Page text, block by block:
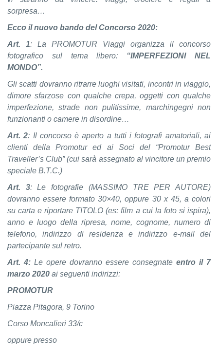
sorpresa…
Ecco il nuovo bando del Concorso 2020:
Art. 1: La PROMOTUR Viaggi organizza il concorso
fotografico sul tema libero: “IMPERFEZIONI NEL
MONDO”.
Gli scatti dovranno ritrarre luoghi visitati, incontri in viaggio,
dimore sfarzose con qualche crepa, oggetti con qualche
imperfezione, strade non pulitissime, marchingegni non
funzionanti o camere in disordine…
Art. 2: Il concorso è aperto a tutti i fotografi amatoriali, ai
clienti della Promotur ed ai Soci del “Promotur Best
Traveller’s Club” (cui sarà assegnato al vincitore un premio
speciale B.T.C.)
Art. 3: Le fotografie (MASSIMO TRE PER AUTORE)
dovranno essere formato 30×40, oppure 30 x 45, a colori
su carta e riportare TITOLO (es: film a cui la foto si ispira),
anno e luogo della ripresa, nome, cognome, numero di
telefono, indirizzo di residenza e indirizzo e-mail del
partecipante sul retro.
Art. 4: Le opere dovranno essere consegnate entro il 7
marzo 2020 ai seguenti indirizzi:
PROMOTUR
Piazza Pitagora, 9 Torino
Corso Moncalieri 33/c
oppure presso